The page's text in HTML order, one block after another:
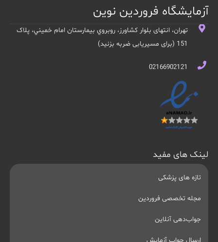
آزمایشگاه فروردین نوین
تهران، انتهای بلوار کشاورز، روبروي بيمارستان امام خميني، پلاک
151 (برای مسیریابی ضربه بزنید)
02166902121
لینک های مفید
تازه های پزشکی
مجله تخصصی فروردین
جواب‌دهی آنلاین